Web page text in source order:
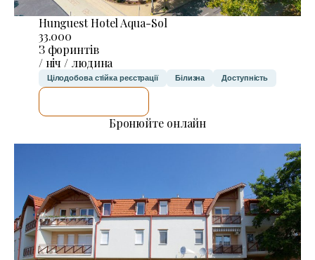
Hunguest Hotel Aqua-Sol
33.000
З форинтів
/ ніч / людина
Цілодобова стійка реєстрації Білизна Доступність
Бронюйте онлайн